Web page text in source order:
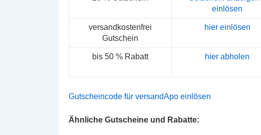
einlösen
versandkostenfrei
Gutschein
hier einlösen
bis 50 % Rabatt hier abholen
Gutscheincode für versandApo einlösen
Ähnliche Gutscheine und Rabatte: